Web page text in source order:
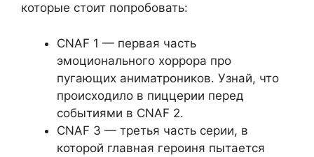
которые стоит попробовать:
CNAF 1 — первая часть
эмоционального хоррора про
пугающих аниматроников. Узнай, что
происходило в пиццерии перед
событиями в CNAF 2.
CNAF 3 — третья часть серии, в
которой главная героиня пытается